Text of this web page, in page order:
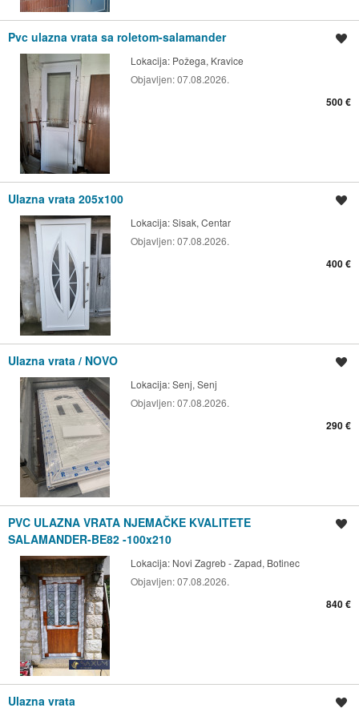
Pvc ulazna vrata sa roletom-salamander
Lokacija: Požega, Kravice
Objavljen:07.08.2026.
500 €
Ulazna vrata 205x100
Lokacija:Sisak, Centar
Objavljen:07.08.2026.
400 €
Ulazna vrata / NOVO
Lokacija:Senj, Senj
Objavljen:07.08.2026.
290 €
PVC ULAZNA VRATA NJEMAČKE KVALITETE
SALAMANDER-BE82 -100x210
Lokacija: Novi Zagreb - Zapad, Botinec
Objavljen:07.08.2026.
840 €
Ulazna vrata